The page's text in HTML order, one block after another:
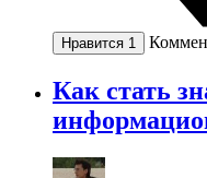
Нравится 1
Как стать